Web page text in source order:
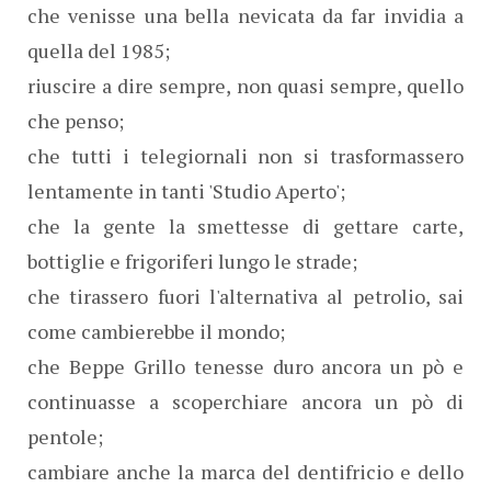
che venisse una bella nevicata da far invidia a
quella del 1985;
riuscire a dire sempre, non quasi sempre, quello
che penso;
che tutti i telegiornali non si trasformassero
lentamente in tanti 'Studio Aperto';
che la gente la smettesse di gettare carte,
bottiglie e frigoriferi lungo le strade;
che tirassero fuori l'alternativa al petrolio, sai
come cambierebbe il mondo;
che Beppe Grillo tenesse duro ancora un pò e
continuasse a scoperchiare ancora un pò di
pentole;
cambiare anche la marca del dentifricio e dello